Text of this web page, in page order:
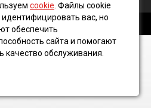
компания, 2016 ©
cookie . Файлы cookie
идентифицировать вас, но
обеспечить
сайта и помогают
качество обслуживания.